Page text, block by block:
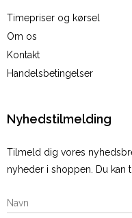
Timepriser og kørsel
Om os
Kontakt
Handelsbetingelser
Nyhedstilmelding
Tilmeld dig vores
nyheder i shoppen. Du kan